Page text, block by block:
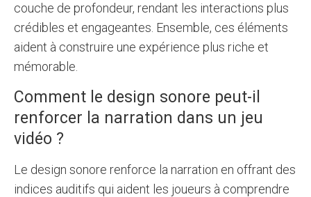
couche de profondeur, rendant les interactions plus
crédibles et engageantes. Ensemble, ces éléments
aident à construire une expérience plus riche et
mémorable.
Comment le design sonore peut-il
renforcer la narration dans un jeu
vidéo ?
Le design sonore renforce la narration en offrant des
indices auditifs qui aident les joueurs à comprendre